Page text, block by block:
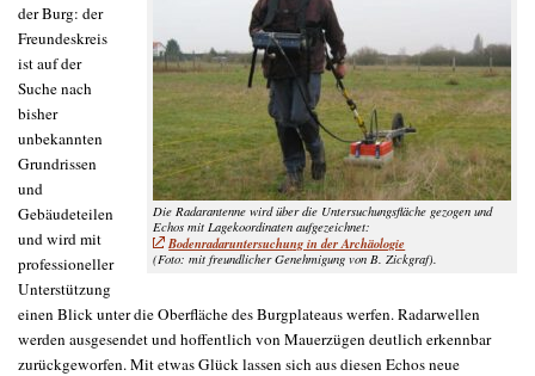
Die Radarantenne wird über die Untersuchungsfläche gezogen und
Echos mit Lagekoordinaten aufgezeichnet:
Bodenradaruntersuchung in der Archäologie
(Foto: mit freundlicher Genehmigung von B. Zickgraf).
der Burg: der
Freundeskreis
ist auf der
Suche nach
bisher
unbekannten
Grundrissen
und
Gebäudeteilen
und wird mit
professioneller
Unterstützung
einen Blick unter die Oberfläche des Burgplateaus werfen. Radarwellen
werden ausgesendet und hoffentlich von Mauerzügen deutlich erkennbar
zurückgeworfen. Mit etwas Glück lassen sich aus diesen Echos neue